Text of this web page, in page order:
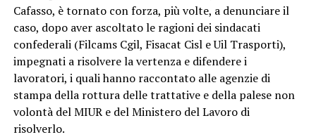
Cafasso, è tornato con forza, più volte, a denunciare il
caso, dopo aver ascoltato le ragioni dei sindacati
confederali (Filcams Cgil, Fisacat Cisl e Uil Trasporti),
impegnati a risolvere la vertenza e difendere i
lavoratori, i quali hanno raccontato alle agenzie di
stampa della rottura delle trattative e della palese non
volontà del MIUR e del Ministero del Lavoro di
risolverlo.